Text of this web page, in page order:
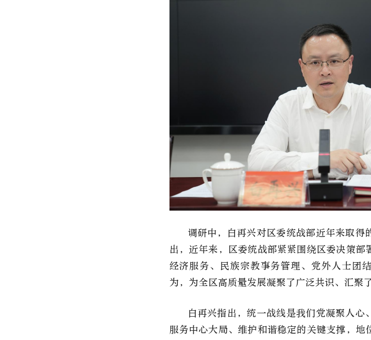
调研中，白再兴对区委统战部近年来取得
出，近年来，区委统战部紧紧围绕区委决策部
经济服务、民族宗教事务管理、党外人士团
为，为全区高质量发展凝聚了广泛共识、汇聚
白再兴指出，统一战线是我们党凝聚人心
服务中心大局、维护和谐稳定的关键支撑，地